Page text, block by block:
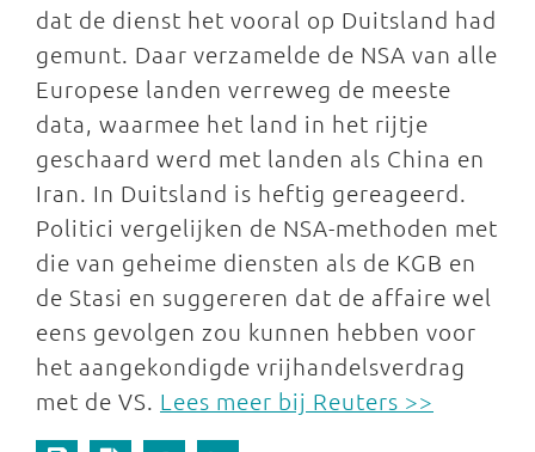
dat de dienst het vooral op Duitsland had
gemunt. Daar verzamelde de NSA van alle
Europese landen verreweg de meeste
data, waarmee het land in het rijtje
geschaard werd met landen als China en
Iran. In Duitsland is heftig gereageerd.
Politici vergelijken de NSA-methoden met
die van geheime diensten als de KGB en
de Stasi en suggereren dat de affaire wel
eens gevolgen zou kunnen hebben voor
het aangekondigde vrijhandelsverdrag
met de VS. Lees meer bij Reuters >>